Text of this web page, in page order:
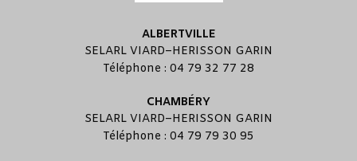
ALBERTVILLE
SELARL VIARD–HERISSON GARIN
Téléphone : 04 79 32 77 28
CHAMBÉRY
SELARL VIARD–HERISSON GARIN
Téléphone : 04 79 79 30 95